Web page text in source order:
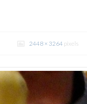
2448 × 3264 pixels